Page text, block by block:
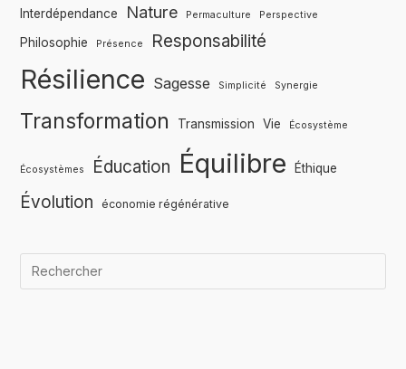
Interdépendance Nature Permaculture Perspective
Philosophie Présence Responsabilité
Résilience Sagesse Simplicité Synergie
Transformation Transmission Vie Écosystème
Écosystèmes Éducation Équilibre Éthique
Évolution économie régénérative